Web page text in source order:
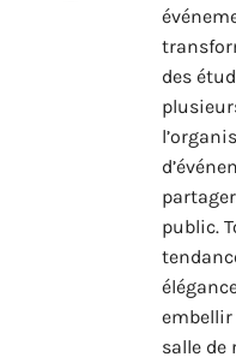
des
public.
salle de